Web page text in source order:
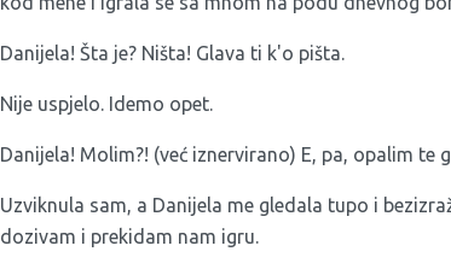
Danijela! Šta je? Ništa! Glava ti k'o pišta.
Nije uspjelo. Idemo opet.
Danijela! Molim?! (već iznervirano) E, pa, opalim te
Uzviknula sam, a Danijela me gledala tupo i
dozivam i prekidam nam igru.